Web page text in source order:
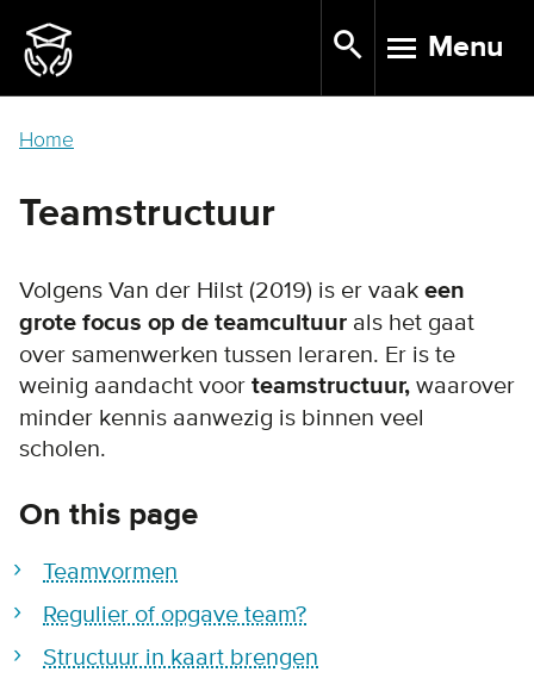
main
TOGGLE
Menu
Home
Teamstructuur
Volgens Van der Hilst (2019) is er vaak een
grote focus op de teamcultuur als het gaat
over samenwerken tussen leraren. Er is te
weinig aandacht voor teamstructuur, waarover
minder kennis aanwezig is binnen veel
scholen.
On this page
Teamvormen
Regulier of opgave team?
Structuur in kaart brengen